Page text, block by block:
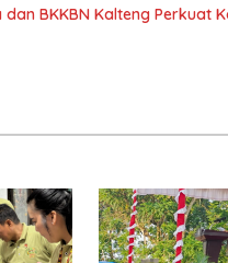
BKKBN Kalteng Perkuat